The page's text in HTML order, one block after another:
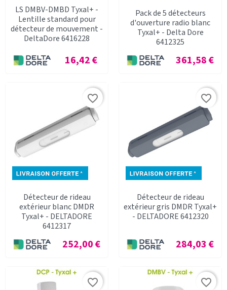
LS DMBV-DMBD Tyxal+ -
Lentille standard pour
détecteur de mouvement -
DeltaDore 6416228
Prix
16,42 €
Pack de 5 détecteurs
d'ouverture radio blanc
Tyxal+ - Delta Dore
6412325
Prix
361,58 €
Détecteur de rideau
extérieur blanc DMDR
Tyxal+ - DELTADORE
6412317
Prix
252,00 €
favorite_border
Détecteur de rideau
extérieur gris DMDR Tyxal+
- DELTADORE 6412320
Prix
284,03 €
favorite_border
favorite_border favorite_border